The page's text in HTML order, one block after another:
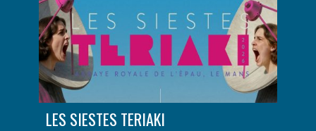
LES SIESTES TERIAKI